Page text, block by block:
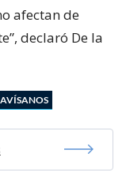
afectan de
declaró De la
AVÍSANOS